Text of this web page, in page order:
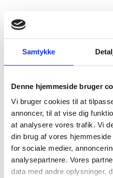
Samtykke
Denne hjemmeside bruger
Vi bruger cookies til at
annoncer, til at vise dig
at analysere vores trafik. Vi
din brug af vores
for sociale medier,
analysepartnere. Vores
data med andre oplysninger,